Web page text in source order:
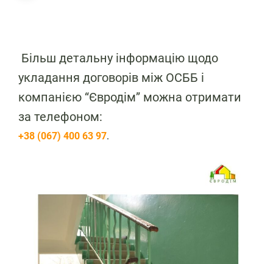
Більш детальну інформацію щодо
укладання договорів між ОСББ і
компанією “Євродім” можна отримати
за телефоном:
+38 (067) 400 63 97.